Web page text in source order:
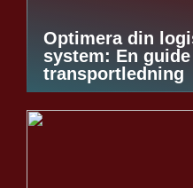
Optimera din
system: En
transportledning